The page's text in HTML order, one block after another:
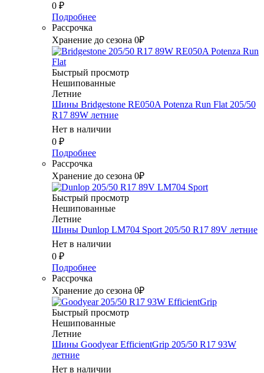
0 ₽
Подробнее
Рассрочка
Хранение до сезона 0₽
Быстрый просмотр
Нешипованные
Летние
Шины Bridgestone RE050A Potenza Run Flat 205/50
R17 89W летние
Нет в наличии
0 ₽
Подробнее
Рассрочка
Хранение до сезона 0₽
Быстрый просмотр
Нешипованные
Летние
Шины Dunlop LM704 Sport 205/50 R17 89V летние
Нет в наличии
0 ₽
Подробнее
Рассрочка
Хранение до сезона 0₽
Быстрый просмотр
Нешипованные
Летние
Шины Goodyear EfficientGrip 205/50 R17 93W
летние
Нет в наличии